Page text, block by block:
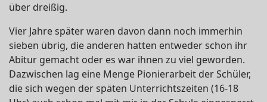
über dreißig.
Vier Jahre später waren davon dann noch immerhin
sieben übrig, die anderen hatten entweder schon ihr
Abitur gemacht oder es war ihnen zu viel geworden.
Dazwischen lag eine Menge Pionierarbeit der Schüler,
die sich wegen der späten Unterrichtszeiten (16-18